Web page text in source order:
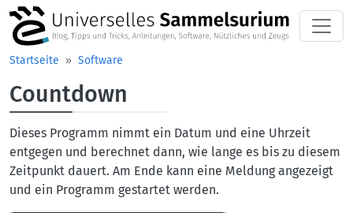
Direkt zum Inhalt
Startseite Software
Countdown
Dieses Programm nimmt ein Datum und eine Uhrzeit
entgegen und berechnet dann, wie lange es bis zu diesem
Zeitpunkt dauert. Am Ende kann eine Meldung angezeigt
und ein Programm gestartet werden.